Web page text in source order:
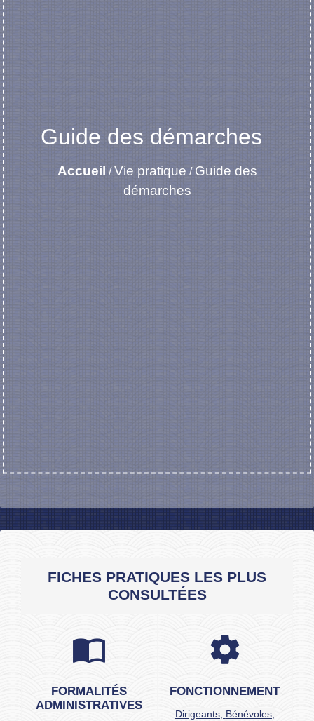
Guide des démarches
Accueil /Vie pratique / Guide des
démarches
FICHES PRATIQUES LES PLUS
CONSULTÉES
import_contacts
FORMALITÉS
ADMINISTRATIVES
settings
FONCTIONNEMENT
Dirigeants, Bénévoles,